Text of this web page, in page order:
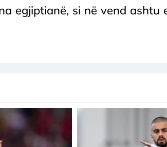
egjiptianë, si në vend ashtu